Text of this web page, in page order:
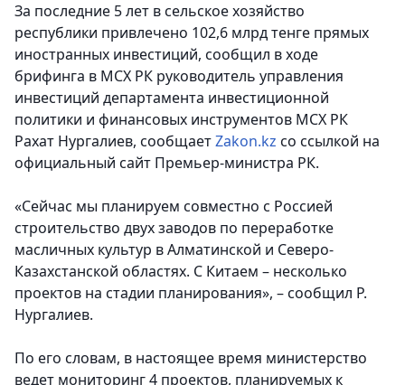
За последние 5 лет в сельское хозяйство
республики привлечено 102,6 млрд тенге прямых
иностранных инвестиций, сообщил в ходе
брифинга в МСХ РК руководитель управления
инвестиций департамента инвестиционной
политики и финансовых инструментов МСХ РК
Рахат Нургалиев, сообщаетZakon.kz со ссылкой на
официальный сайт Премьер-министра РК.
«Сейчас мы планируем совместно с Россией
строительство двух заводов по переработке
масличных культур в Алматинской и Северо-
Казахстанской областях. С Китаем – несколько
проектов на стадии планирования», – сообщил Р.
Нургалиев.
По его словам, в настоящее время министерство
ведет мониторинг 4 проектов, планируемых к